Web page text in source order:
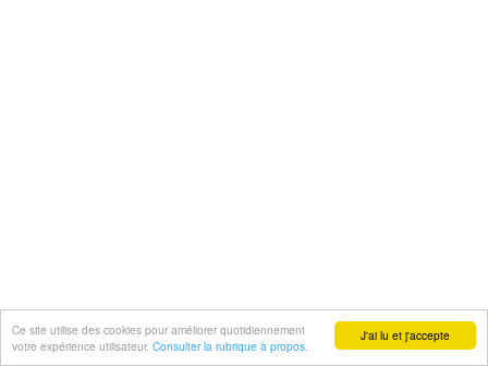
J'ai lu et j'accepte
Ce site utilise des cookies pour améliorer quotidiennement
votre expérience utilisateur. Consulter la rubrique à propos.